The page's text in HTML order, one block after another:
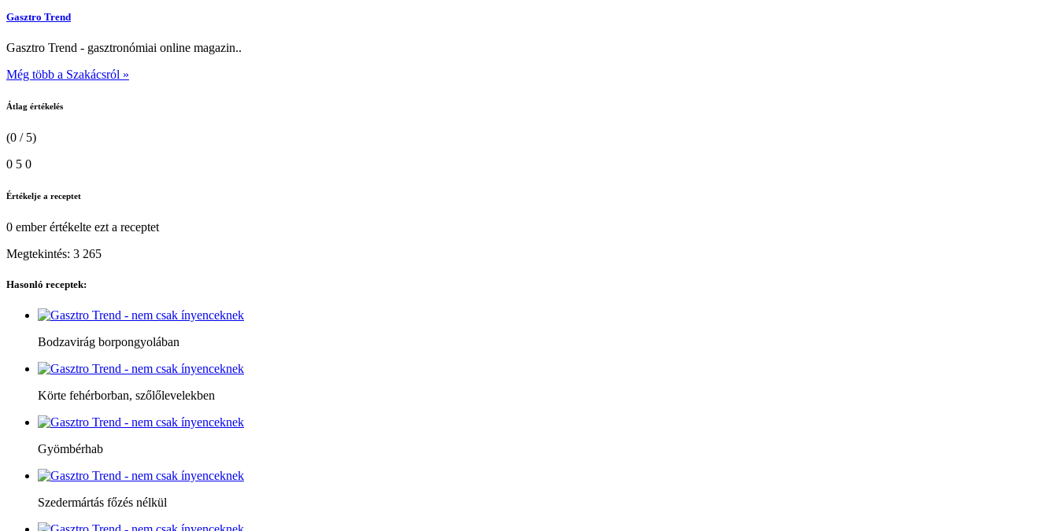
Gasztro Trend
Gasztro Trend - gasztronómiai online magazin..
Még több a Szakácsról »
Átlag értékelés
(0 / 5)
0 5 0
Értékelje a receptet
0 emberértékelte ezt a receptet
Megtekintés: 3 265
Hasonló receptek:
Bodzavirág borpongyolában
Körte fehérborban, szőlőlevelekben
Gyömbérhab
Szedermártás főzés nélkül